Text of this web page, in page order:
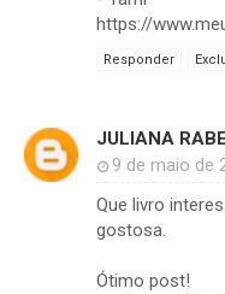
https://
Responder
JULIANA
9 de maio de
Que livro
gostosa.
Ótimo post!